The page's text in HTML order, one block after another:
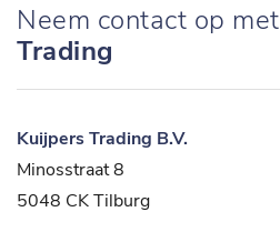
Neem contact op met
Trading
Kuijpers Trading B.V.
Minosstraat 8
5048 CK Tilburg